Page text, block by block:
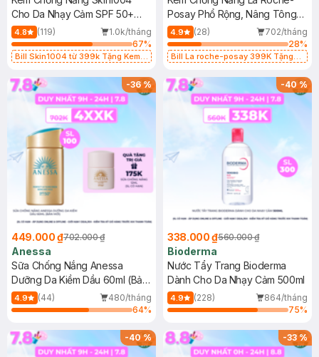
Cho Da Nhạy Cảm SPF 50+
50ml
4.8 (119)
1.0k/tháng
67%
Bill Skin1004 từ 399k Tặng Kem
SPF 50+ 20ml (SL Có Hạn)
Posay Phổ Rộng, Nâng Tông
Kiềm Dầu 50ml
4.9 (28)
702/tháng
28%
Bill La roche-posay 399K Tặng
(SL có hạn)
-36%
449.000 ₫702.000 ₫
Anessa
Sữa Chống Nắng Anessa
Dưỡng Da Kiềm Dầu 60ml (Bản
Mới)
4.9 (44)
480/tháng
64%
-40%
338.000 ₫560.000 ₫
Bioderma
Nước Tẩy Trang Bioderma
Dành Cho Da Nhạy Cảm 500ml
4.9 (228)
864/tháng
75%
-40% -33%